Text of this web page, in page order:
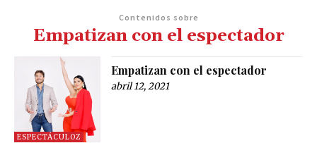
Contenidos sobre
Empatizan con el espectador
ESPECTÁCULOZ
Empatizan con el espectador
abril 12, 2021